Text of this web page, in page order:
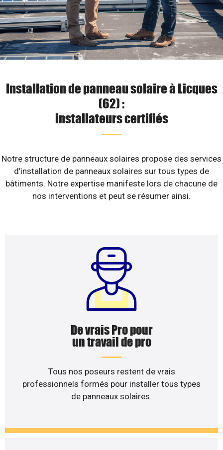
Installation de panneau solaire à Licques
(62) :
installateurs certifiés
Notre structure de panneaux solaires propose des services
d’installation de panneaux solaires sur tous types de
bâtiments. Notre expertise manifeste lors de chacune de
nos interventions et peut se résumer ainsi.
De vrais Pro pour
un travail de pro
Tous nos poseurs restent de vrais
professionnels formés pour installer tous types
de panneaux solaires.